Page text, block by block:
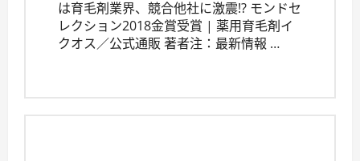
は育毛剤業界、競合他社に激震!? モンドセ
レクション2018金賞受賞 | 薬用育毛剤イ
クオス／公式‎通販 著者注：最新情報 …